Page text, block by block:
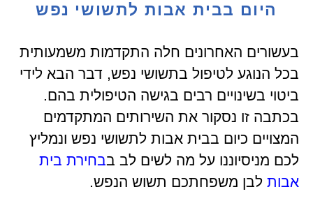
היום בבית אבות לתשושי נפש
בעשורים האחרונים חלה התקדמות משמעותית
בכל הנוגע לטיפול בתשושי נפש, דבר הבא לידי
ביטוי בשינויים רבים בגישה הטיפולית בהם.
בכתבה זו נסקור את השירותים המתקדמים
המצויים כיום בבית אבות לתשושי נפש ונמליץ
לכם מניסיוננו על מה לשים לב בבחירת בית
אבות לבן משפחתכם תשוש הנפש.